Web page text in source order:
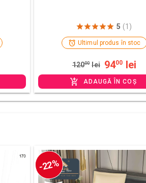
5 (1)
Ultimul produs în stoc
12000 lei 9400 lei
ADAUGĂ ÎN COȘ
-22%